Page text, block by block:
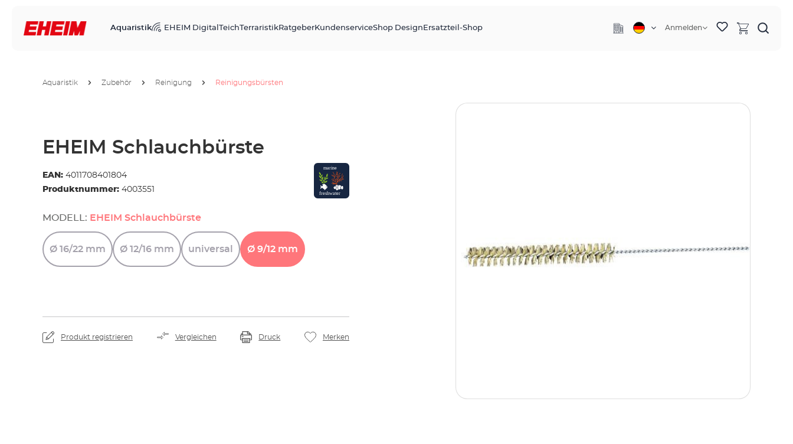
Aquaristik EHEIM Digital TeichTerraristikRatgeberKundenserviceShop Design Ersatzteil-Shop Anmelden
Aquaristik Zubehör Reinigung Reinigungsbürsten
EHEIM Schlauchbürste
EAN: 4011708401804
Produktnummer: 4003551
MODELL: EHEIM Schlauchbürste
Ø 16/22 mm Ø 12/16 mm universal Ø 9/12 mm
Produkt registrieren Vergleichen Druck Merken